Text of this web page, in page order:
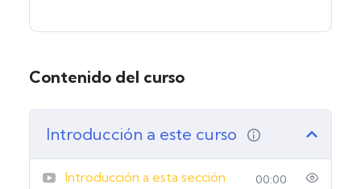
Contenido del curso
Introducción a este curso
Introducción a esta sección 00:00